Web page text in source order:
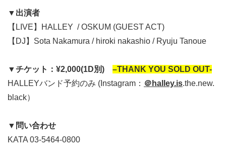
▼ 出演者
【 LIVE 】 HALLEY / OSKUM (GUEST ACT)
【 DJ 】 Sota Nakamura / hiroki nakashio / Ryuju Tanoue
▼チケット： ¥2,000(1D別) –THANK YOU SOLD OUT-
HALLEYバンド予約のみ ( Instagram ： ＠ halley.is.the.new.
black）
▼ 問い合わせ
KATA 03-5464-0800